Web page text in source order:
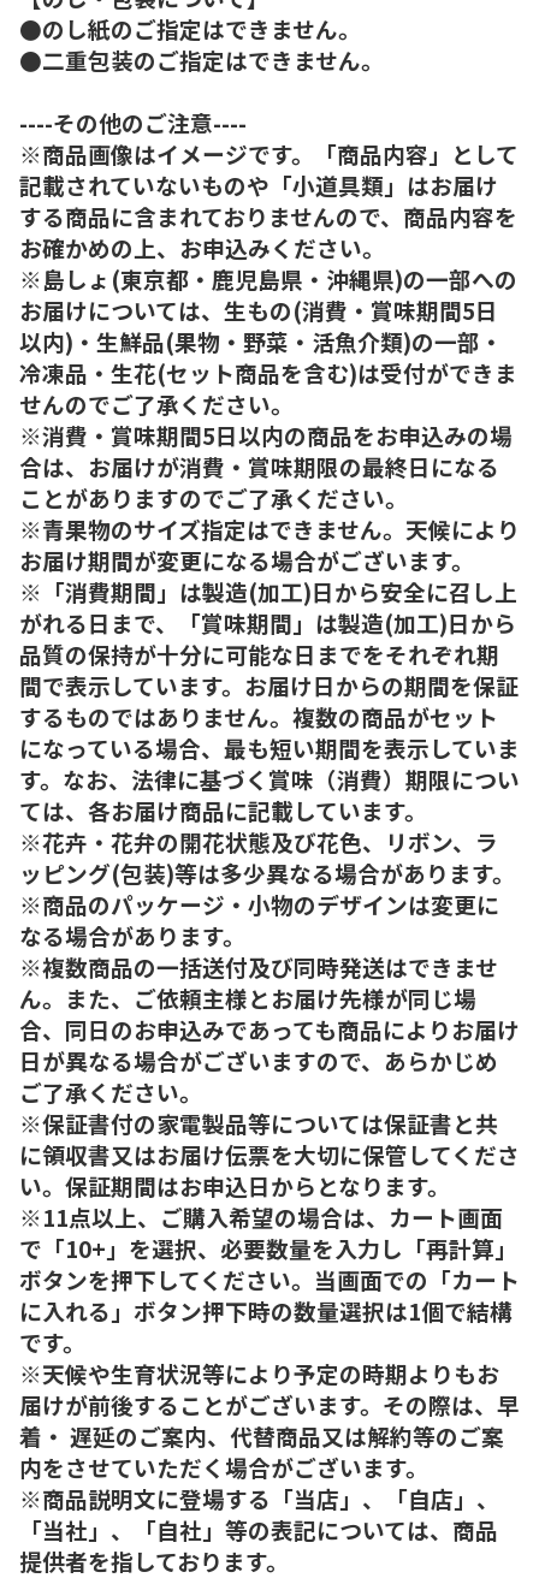
●のし紙のご指定はできません。
●二重包装のご指定はできません。
----その他のご注意----
※商品画像はイメージです。「商品内容」として
記載されていないものや「小道具類」はお届け
する商品に含まれておりませんので、商品内容を
お確かめの上、お申込みください。
※島しょ(東京都・鹿児島県・沖縄県)の一部への
お届けについては、生もの(消費・賞味期間5日
以内)・生鮮品(果物・野菜・活魚介類)の一部・
冷凍品・生花(セット商品を含む)は受付ができま
せんのでご了承ください。
※消費・賞味期間5日以内の商品をお申込みの場
合は、お届けが消費・賞味期限の最終日になる
ことがありますのでご了承ください。
※青果物のサイズ指定はできません。天候により
お届け期間が変更になる場合がございます。
※「消費期間」は製造(加工)日から安全に召し上
がれる日まで、「賞味期間」は製造(加工)日から
品質の保持が十分に可能な日までをそれぞれ期
間で表示しています。お届け日からの期間を保証
するものではありません。複数の商品がセット
になっている場合、最も短い期間を表示していま
す。なお、法律に基づく賞味（消費）期限につい
ては、各お届け商品に記載しています。
※花卉・花弁の開花状態及び花色、リボン、ラ
ッピング(包装)等は多少異なる場合があります。
※商品のパッケージ・小物のデザインは変更に
なる場合があります。
※複数商品の一括送付及び同時発送はできませ
ん。また、ご依頼主様とお届け先様が同じ場
合、同日のお申込みであっても商品によりお届け
日が異なる場合がございますので、あらかじめ
ご了承ください。
※保証書付の家電製品等については保証書と共
に領収書又はお届け伝票を大切に保管してくださ
い。保証期間はお申込日からとなります。
※11点以上、ご購入希望の場合は、カート画面
で「10+」を選択、必要数量を入力し「再計算」
ボタンを押下してください。当画面での「カート
に入れる」ボタン押下時の数量選択は1個で結構
です。
※天候や生育状況等により予定の時期よりもお
届けが前後することがございます。その際は、早
着・ 遅延のご案内、代替商品又は解約等のご案
内をさせていただく場合がございます。
※商品説明文に登場する「当店」、「自店」、
「当社」、「自社」等の表記については、商品
提供者を指しております。